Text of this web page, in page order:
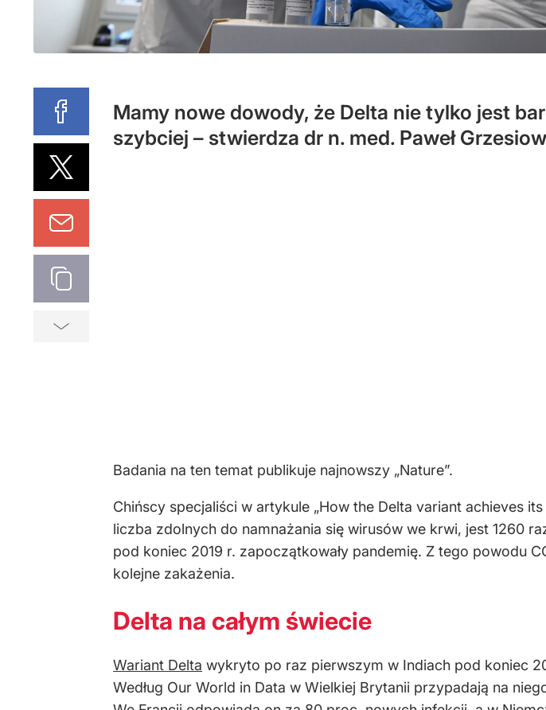
Mamy nowe dowody, że Delta nie tylko jest
szybciej – stwierdza dr n. med. Paweł
Badania na ten temat publikuje najnowszy „Nature”.
Chińscy specjaliści w artykule „How the Delta variant achieves
liczba zdolnych do namnażania się wirusów we krwi, jest 1260
pod koniec 2019 r. zapoczątkowały pandemię. Z tego powodu
kolejne zakażenia.
Delta na całym świecie
Wariant Delta wykryto po raz pierwszym w Indiach pod koniec
Według Our World in Data w Wielkiej Brytanii przypadają na